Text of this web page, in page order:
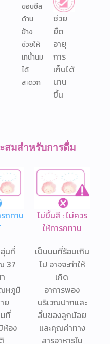
ขอบซีล
ด้าน
ข้าง
ช่วยให้
เทน้ำนม
ได้
สะดวก
ช่วย
ยืด
อายุ
การ
เก็บได้
นาน
ขึ้น
มสำหรับการดื่ม
ถทาน
นที่
37
หภูมิ
ย
ที่
อง
ไม่ขึ้นสี : ไม่ควร
ให้ทารกทาน
เป็นนมที่ร้อนเกิน
ไป อาจจะทำให้
เกิด
อาการพอง
บริเวณปากและ
ลิ้นของลูกน้อย
และคุณค่าทาง
สารอาหารใน